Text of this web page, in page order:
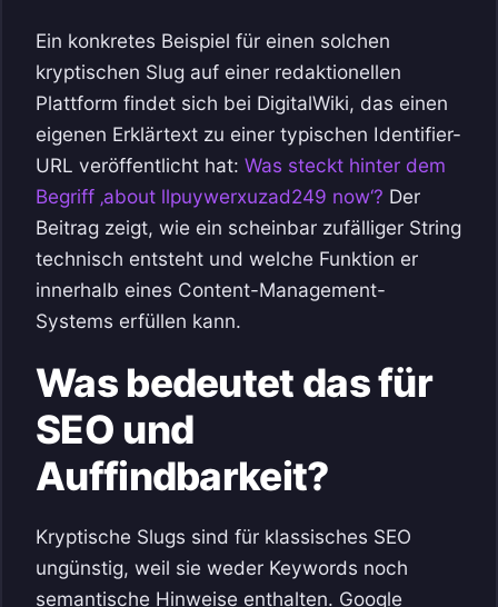
Ein konkretes Beispiel für einen solchen
kryptischen Slug auf einer redaktionellen
Plattform findet sich bei DigitalWiki, das einen
eigenen Erklärtext zu einer typischen Identifier-
URL veröffentlicht hat: Was steckt hinter dem
Begriff ‚about llpuywerxuzad249 now‘? Der
Beitrag zeigt, wie ein scheinbar zufälliger String
technisch entsteht und welche Funktion er
innerhalb eines Content-Management-
Systems erfüllen kann.
Was bedeutet das für
SEO und
Auffindbarkeit?
Kryptische Slugs sind für klassisches SEO
ungünstig, weil sie weder Keywords noch
semantische Hinweise enthalten. Google